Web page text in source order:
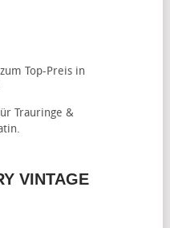
Top-Preis in
Trauringe &
VINTAGE